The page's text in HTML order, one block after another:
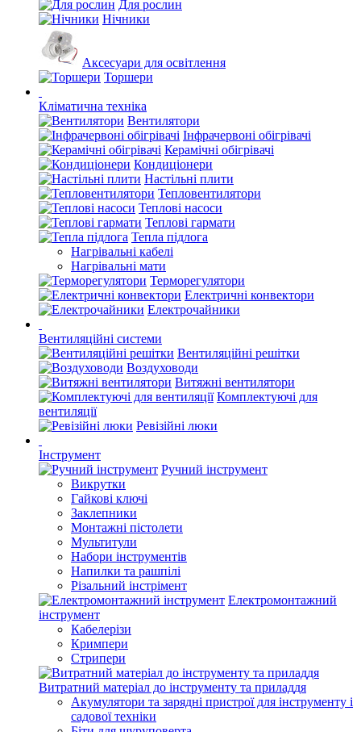
Для рослин
Нічники
Аксесуари для освітлення
Торшери
Кліматична техніка
Вентилятори
Інфрачервоні обігрівачі
Керамічні обігрівачі
Кондиціонери
Настільні плити
Тепловентилятори
Теплові насоси
Теплові гармати
Тепла підлога
Нагрівальні кабелі
Нагрівальні мати
Терморегулятори
Електричні конвектори
Електрочайники
Вентиляційні системи
Вентиляційні решітки
Воздуховоди
Витяжні вентилятори
Комплектуючі для
вентиляції
Ревізійні люки
Інструмент
Ручний інструмент
Викрутки
Гайкові ключі
Заклепники
Монтажні пістолети
Мультитули
Набори інструментів
Напилки та рашпілі
Різальний інстрімент
Електромонтажний
інструмент
Кабелерізи
Кримпери
Стрипери
Витратний матеріал до інструменту та приладдя
Акумулятори та зарядні пристрої для інструменту і
садової техніки